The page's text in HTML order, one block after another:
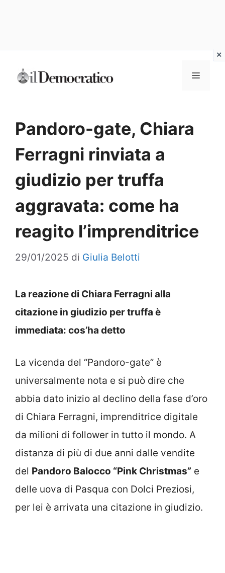
Menu
Pandoro-gate, Chiara
Ferragni rinviata a
giudizio per truffa
aggravata: come ha
reagito l’imprenditrice
29/01/2025 di Giulia Belotti
La reazione di Chiara Ferragni alla
citazione in giudizio per truffa è
immediata: cos’ha detto
La vicenda del “Pandoro-gate” è
universalmente nota e si può dire che
abbia dato inizio al declino della fase d’oro
di Chiara Ferragni, imprenditrice digitale
da milioni di follower in tutto il mondo. A
distanza di più di due anni dalle vendite
del Pandoro Balocco “Pink Christmas” e
delle uova di Pasqua con Dolci Preziosi,
per lei è arrivata una citazione in giudizio.